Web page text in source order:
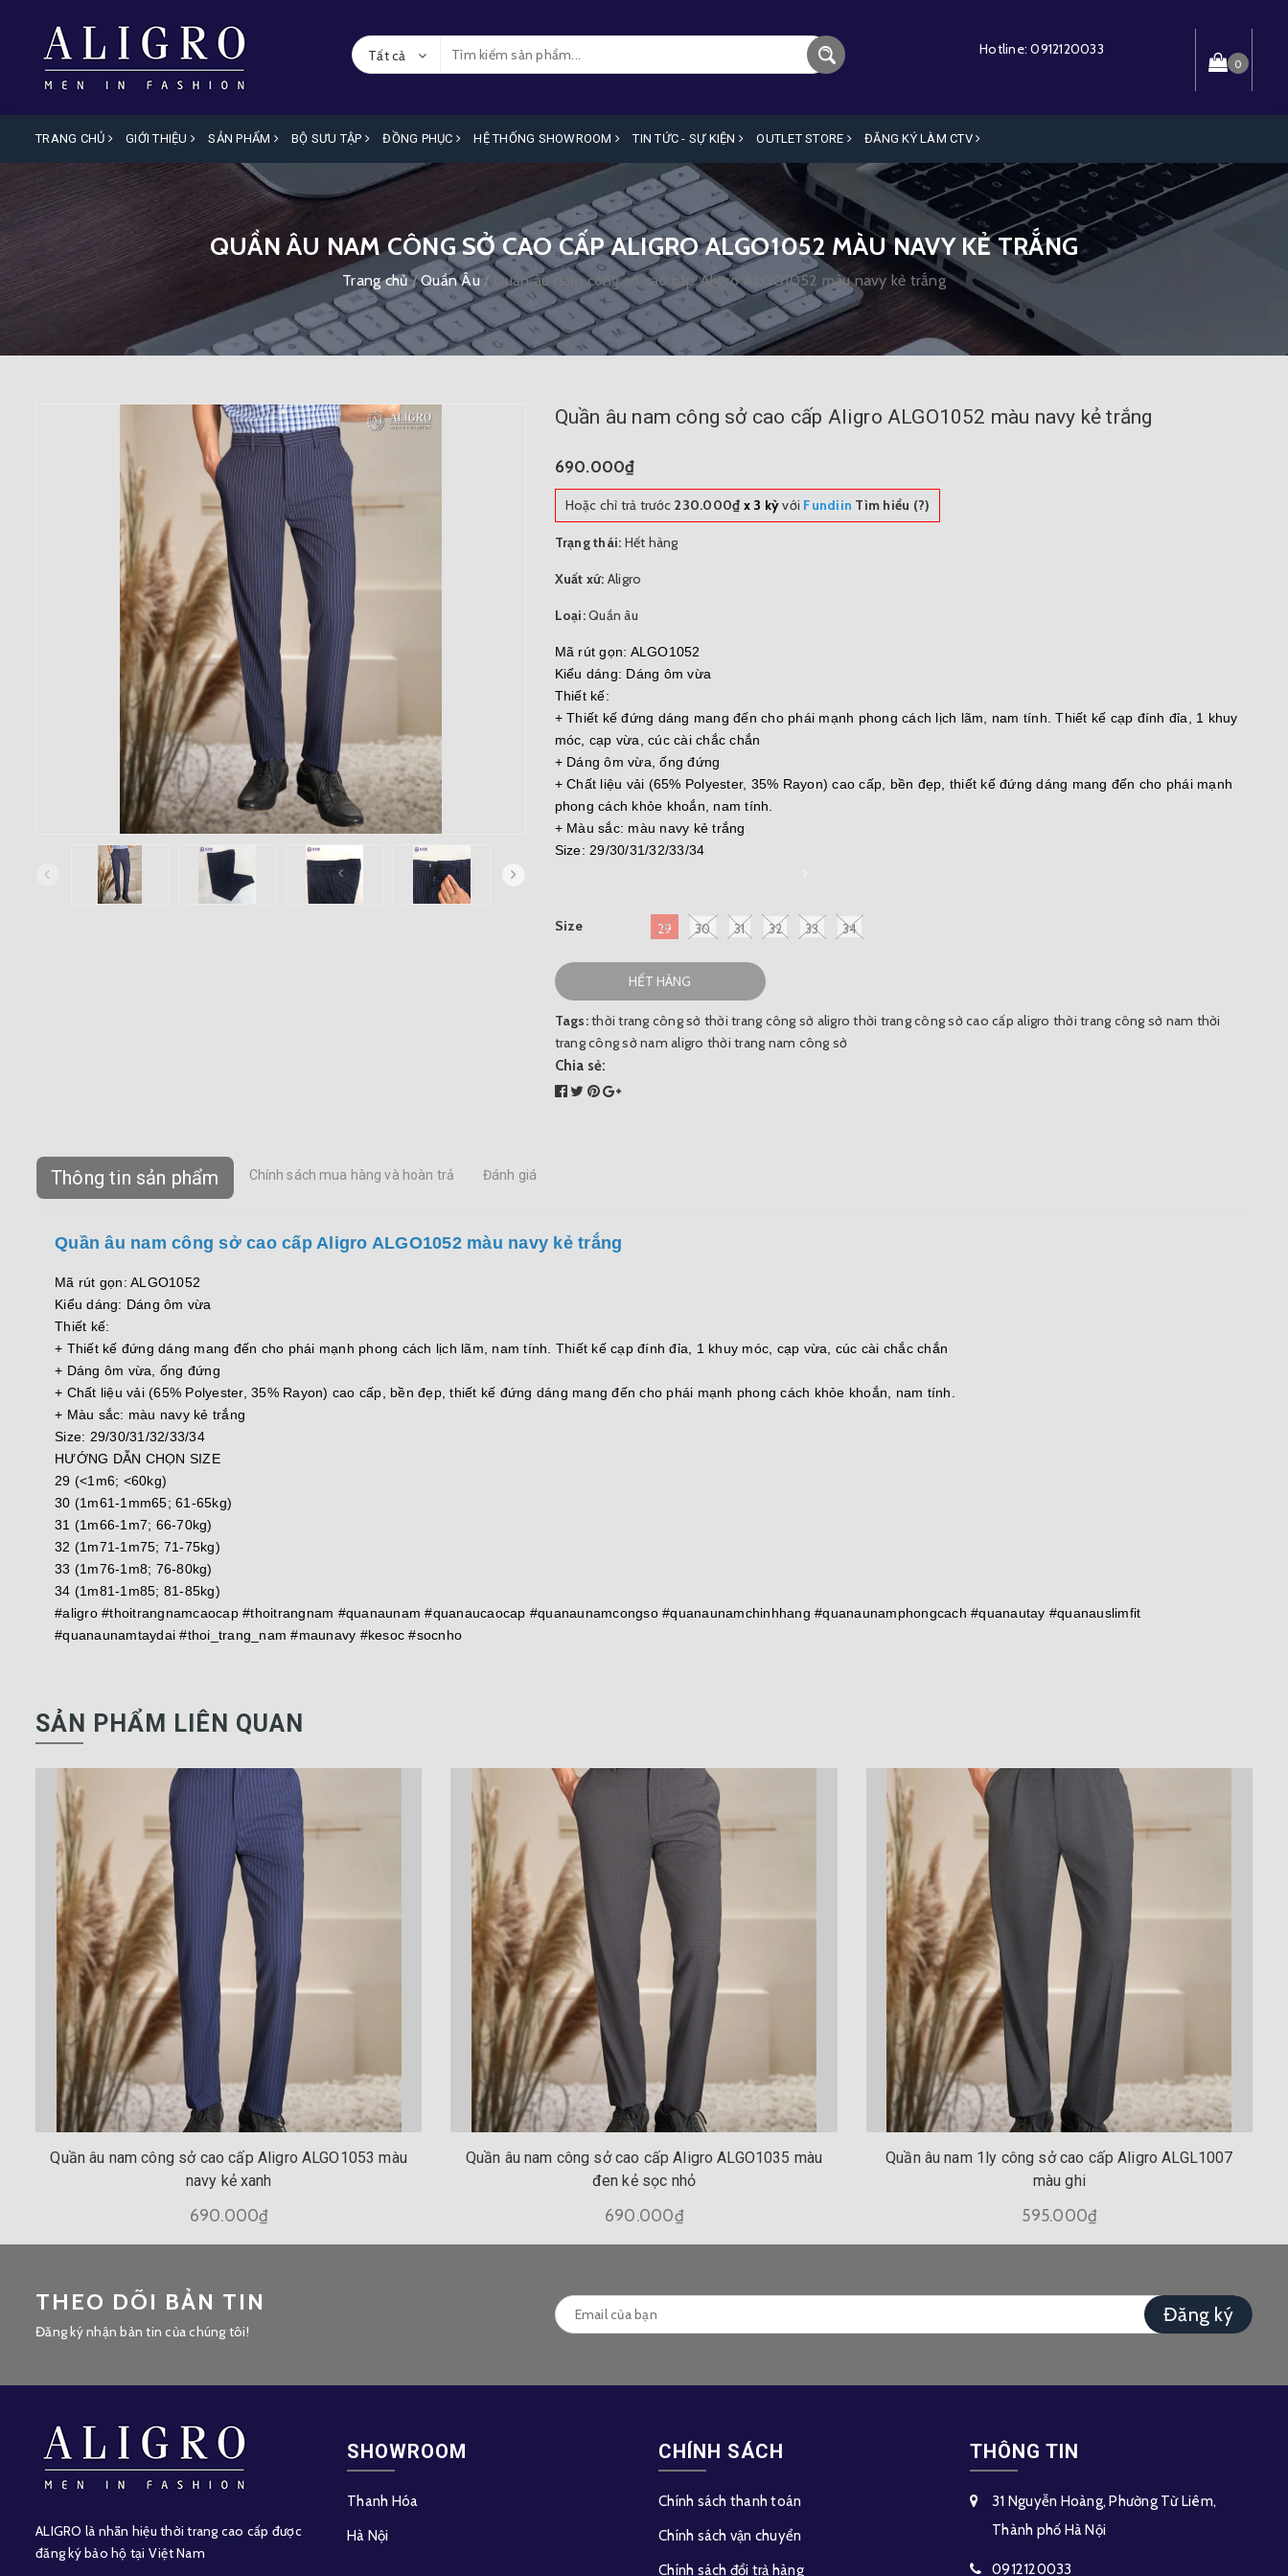
Tất cả Hotline:0912120033
0
TRANG CHỦ GIỚI THIỆU SẢN PHẨM BỘ SƯU TẬP ĐỒNG PHỤC HỆ THỐNG SHOWROOM TIN TỨC - SỰ KIỆN OUTLET STORE ĐĂNG KÝ LÀM CTV
QUẦN ÂU NAM CÔNG SỞ CAO CẤP ALIGRO ALGO1052 MÀU NAVY KẺ TRẮNG
Trang chủ /Quần Âu / Quần âu nam công sở cao cấp Aligro ALGO1052 màu navy kẻ trắng
Quần âu nam công sở cao cấp Aligro ALGO1052 màu navy kẻ trắng
690.000₫
Hoặc chỉ trả trước 230.000₫ x 3 kỳvới Fundiin Tìm hiểu (?)
Trạng thái: Hết hàng
Xuất xứ: Aligro
Loại:Quần âu
Mã rút gọn: ALGO1052
Kiểu dáng: Dáng ôm vừa
Thiết kế:
+ Thiết kế đứng dáng mang đến cho phái mạnh phong cách lịch lãm, nam tính. Thiết kế cạp đính đỉa, 1 khuy
móc, cạp vừa, cúc cài chắc chắn
+ Dáng ôm vừa, ống đứng
+ Chất liệu vải (65% Polyester, 35% Rayon) cao cấp, bền đẹp, thiết kế đứng dáng mang đến cho phái mạnh
phong cách khỏe khoắn, nam tính.
+ Màu sắc: màu navy kẻ trắng
Size: 29/30/31/32/33/34
Size 29 30 31 32 33 34
HẾT HÀNG
Tags:thời trang công sở thời trang công sở aligro thời trang công sở cao cấp aligro thời trang công sở nam thời
trang công sở nam aligro thời trang nam công sở
Chia sẻ:
Thông tin sản phẩm Chính sách mua hàng và hoàn trả Đánh giá
Quần âu nam công sở cao cấp Aligro ALGO1052 màu navy kẻ trắng
Mã rút gọn: ALGO1052
Kiểu dáng: Dáng ôm vừa
Thiết kế:
+ Thiết kế đứng dáng mang đến cho phái mạnh phong cách lịch lãm, nam tính. Thiết kế cạp đính đỉa, 1 khuy móc, cạp vừa, cúc cài chắc chắn
+ Dáng ôm vừa, ống đứng
+ Chất liệu vải (65% Polyester, 35% Rayon) cao cấp, bền đẹp, thiết kế đứng dáng mang đến cho phái mạnh phong cách khỏe khoắn, nam tính.
+ Màu sắc: màu navy kẻ trắng
Size: 29/30/31/32/33/34
HƯỚNG DẪN CHỌN SIZE
29 (<1m6; <60kg)
30 (1m61-1mm65; 61-65kg)
31 (1m66-1m7; 66-70kg)
32 (1m71-1m75; 71-75kg)
33 (1m76-1m8; 76-80kg)
34 (1m81-1m85; 81-85kg)
#aligro #thoitrangnamcaocap #thoitrangnam #quanaunam #quanaucaocap #quanaunamcongso #quanaunamchinhhang #quanaunamphongcach #quanautay #quanauslimfit
#quanaunamtaydai #thoi_trang_nam #maunavy #kesoc #socnho
SẢN PHẨM LIÊN QUAN
Quần âu nam công sở cao cấp Aligro ALGO1053 màu
navy kẻ xanh
690.000₫
Quần âu nam công sở cao cấp Aligro ALGO1035 màu
đen kẻ sọc nhỏ
690.000₫
Quần âu nam 1ly công sở cao cấp Aligro ALGL1007
màu ghi
595.000₫
THEO DÕI BẢN TIN
Đăng ký nhận bản tin của chúng tôi!
Đăng ký
ALIGRO là nhãn hiệu thời trang cao cấp được
đăng ký bảo hộ tại Việt Nam
SHOWROOM
Thanh Hóa
Hà Nội
CHÍNH SÁCH
Chính sách thanh toán
Chính sách vận chuyển
Chính sách đổi trả hàng
THÔNG TIN
31 Nguyễn Hoàng, Phường Từ Liêm,
Thành phố Hà Nội
0912120033